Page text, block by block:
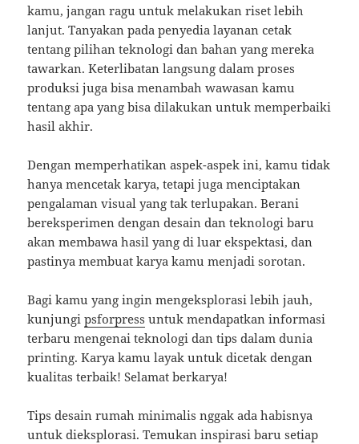
kamu, jangan ragu untuk melakukan riset lebih
lanjut. Tanyakan pada penyedia layanan cetak
tentang pilihan teknologi dan bahan yang mereka
tawarkan. Keterlibatan langsung dalam proses
produksi juga bisa menambah wawasan kamu
tentang apa yang bisa dilakukan untuk memperbaiki
hasil akhir.
Dengan memperhatikan aspek-aspek ini, kamu tidak
hanya mencetak karya, tetapi juga menciptakan
pengalaman visual yang tak terlupakan. Berani
bereksperimen dengan desain dan teknologi baru
akan membawa hasil yang di luar ekspektasi, dan
pastinya membuat karya kamu menjadi sorotan.
Bagi kamu yang ingin mengeksplorasi lebih jauh,
kunjungipsforpress untuk mendapatkan informasi
terbaru mengenai teknologi dan tips dalam dunia
printing. Karya kamu layak untuk dicetak dengan
kualitas terbaik! Selamat berkarya!
Tips desain rumah minimalis nggak ada habisnya
untuk dieksplorasi. Temukan inspirasi baru setiap